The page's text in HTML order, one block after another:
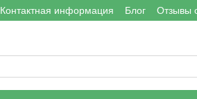
Контактная информация Блог Отзывы